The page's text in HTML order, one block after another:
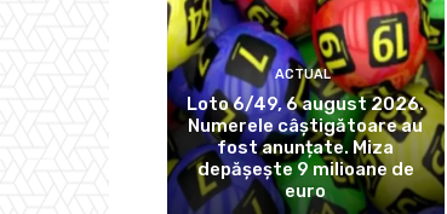
ACTUAL
Loto 6/49, 6 august 2026.
Numerele câștigătoare au
fost anunțate. Miza
depășește 9 milioane de
euro